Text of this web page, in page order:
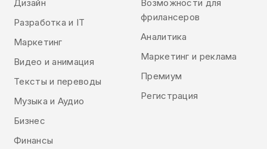
Дизайн
Разработка и IT
Маркетинг
Видео и анимация
Тексты и переводы
Музыка и Аудио
Бизнес
Финансы
Возможности для
фрилансеров
Аналитика
Маркетинг и реклама
Премиум
Регистрация